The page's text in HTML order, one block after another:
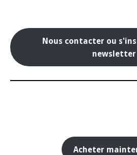
Nous contacter ou
newsletter
Acheter